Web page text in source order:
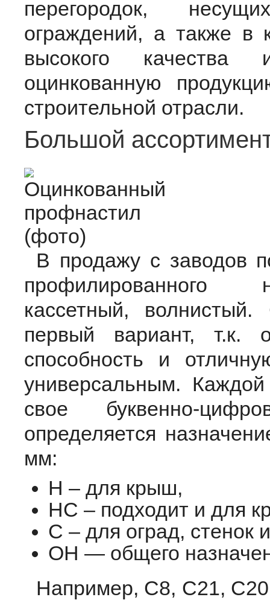
перегородок,
ограждений, а также в
высокого
оцинкованную
строительной отрасли.
Большой
В продажу с заводов
профилированного
кассетный,
первый вариант, т.к.
способность и
универсальным. Каждой
свое буквенно-
определяется
мм:
H – для крыш,
HC – подходит и для
C – для оград, стенок
ОН — общего
Например, С8, С21,